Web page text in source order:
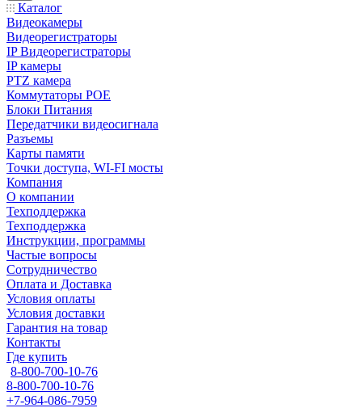
Каталог
Видеокамеры
Видеорегистраторы
IP Видеорегистраторы
IP камеры
PTZ камера
Коммутаторы POE
Блоки Питания
Передатчики видеосигнала
Разъемы
Карты памяти
Точки доступа, WI-FI мосты
Компания
О компании
Техподдержка
Техподдержка
Инструкции, программы
Частые вопросы
Сотрудничество
Оплата и Доставка
Условия оплаты
Условия доставки
Гарантия на товар
Контакты
Где купить
8-800-700-10-76
8-800-700-10-76
+7-964-086-7959